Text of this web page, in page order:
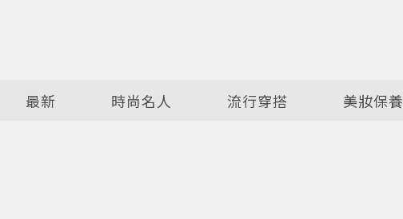
最新 時尚名人 流行穿搭 美妝保養